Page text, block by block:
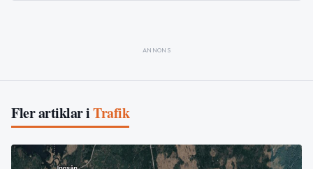
ANNONS
Fler artiklar iTrafik